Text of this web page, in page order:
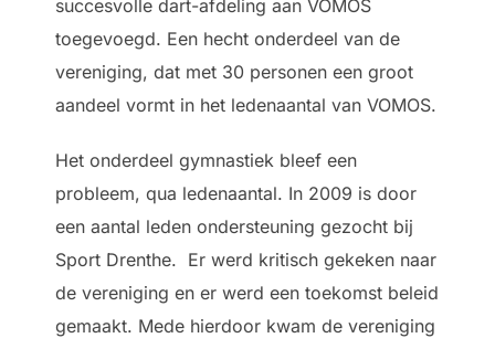
succesvolle dart-afdeling aan VOMOS
toegevoegd. Een hecht onderdeel van de
vereniging, dat met 30 personen een groot
aandeel vormt in het ledenaantal van VOMOS.
Het onderdeel gymnastiek bleef een
probleem, qua ledenaantal. In 2009 is door
een aantal leden ondersteuning gezocht bij
Sport Drenthe. Er werd kritisch gekeken naar
de vereniging en er werd een toekomst beleid
gemaakt. Mede hierdoor kwam de vereniging